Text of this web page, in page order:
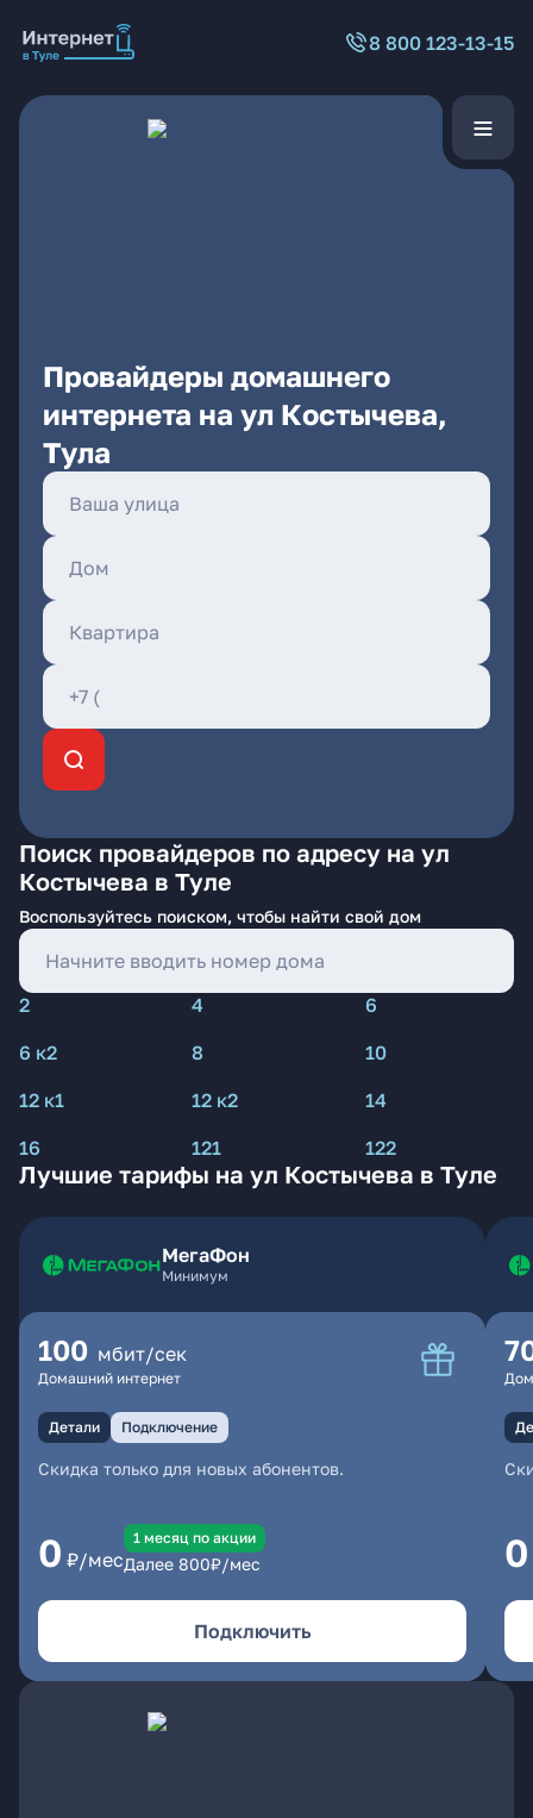
8 800 123-13-15
Провайдеры домашнего
интернета на ул Костычева,
Тула
Поиск провайдеров по адресу на ул
Костычева в Туле
Воспользуйтесь поиском, чтобы найти свой дом
2 4
6
6 к2
8
10
12 к1
12 к2
14
16
121 122
Лучшие тарифы на ул Костычева в Туле
МегаФон
Минимум
100 мбит/сек
Домашний интернет
Детали Подключение
Скидка только для новых абонентов.
0 ₽/мес
1 месяц по акции
Далее 800₽/мес
Подключить
0